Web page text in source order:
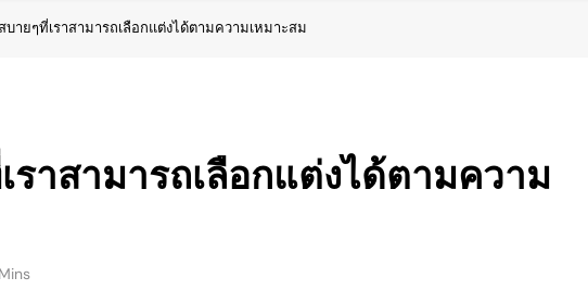
ายๆที่เราสามารถเลือกแต่งได้ตามความเหมาะสม
าสามารถเลือกแต่งได้ตามความ